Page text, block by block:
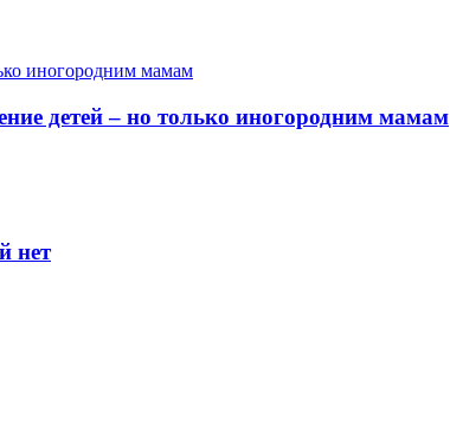
детей – но только иногородним мамам
нет